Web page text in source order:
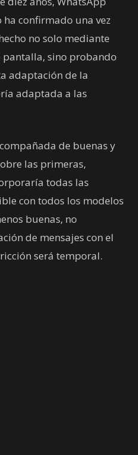
confirmado una vez
no solo mediante
pantalla, sino probando
adaptación de la
adaptada a las
de buenas y
las primeras,
todas las
con todos los modelos
buenas, no
de mensajes con el
será temporal.